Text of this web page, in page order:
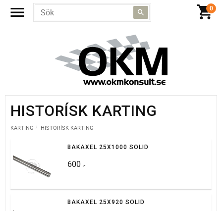
HISTORÍSK KARTING
KARTING HISTORÍSK KARTING
BAKAXEL 25X1000 SOLID
600 :-
BAKAXEL 25X920 SOLID